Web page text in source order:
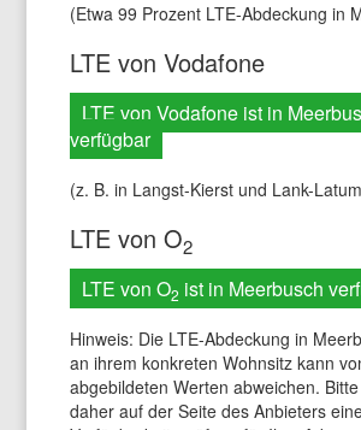
(Etwa 99 Prozent LTE-Abdeckung in
LTE von Vodafone
LTE von Vodafone ist in
verfügbar
(z. B. in Langst-Kierst und Lank-
LTE von O2
LTE von O2 ist in Meerbusch
Hinweis: Die LTE-Abdeckung in
an ihrem konkreten Wohnsitz kann
abgebildeten Werten abweichen.
daher auf der Seite des Anbieters